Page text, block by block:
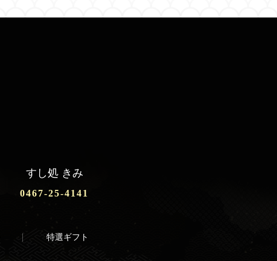
すし処 きみ
0467-25-4141
特選ギフト